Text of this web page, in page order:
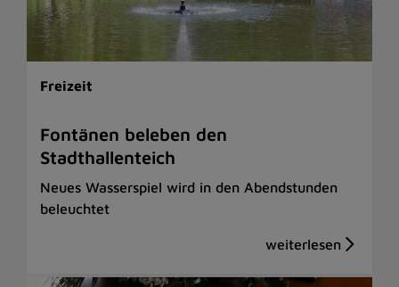
Freizeit
Fontänen beleben den
Stadthallenteich
Neues Wasserspiel wird in den Abendstunden
beleuchtet